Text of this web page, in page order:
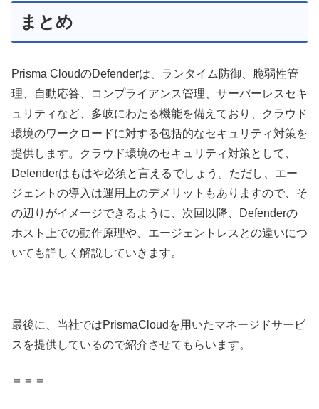
まとめ
Prisma CloudのDefenderは、ランタイム防御、脆弱性管
理、自動応答、コンプライアンス管理、サーバーレスセキ
ュリティなど、多岐にわたる機能を備えており、クラウド
環境のワークロードに対する包括的なセキュリティ対策を
提供します。クラウド環境のセキュリティ対策として、
Defenderはもはや必須と言えるでしょう。ただし、エー
ジェントの導入は運用上のデメリットもありますので、そ
の辺りがイメージできるように、次回以降、Defenderの
ホスト上での動作原理や、エージェントレスとの違いにつ
いても詳しく解説していきます。
最後に、当社ではPrismaCloudを用いたマネージドサービ
スを提供しているので紹介させてもらいます。
＝＝＝